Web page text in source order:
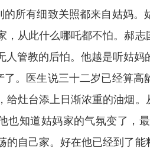
的所有细致关照都来自姑妈
，从此什么哪吒都不怕。郝
人管教的后怕。他越是听姑妈
了。医生说三十二岁已经算
给灶台添上日渐浓重的油烟
也知道姑妈家的气氛变了，
的自己家。好在他已经到了